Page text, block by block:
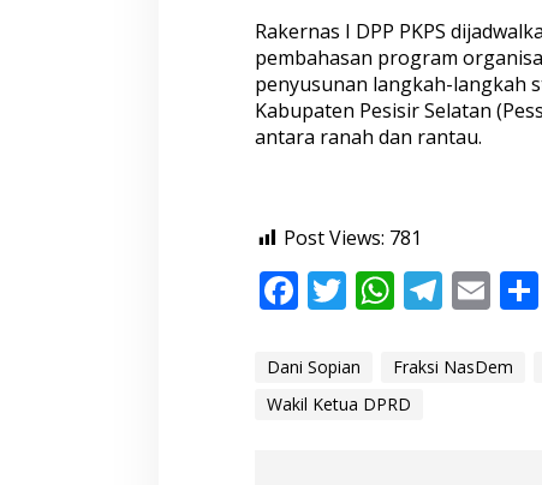
Rakernas I DPP PKPS
pembahasan program
penyusunan langkah-langkah
Kabupaten Pesisir Selatan
antara ranah dan rantau.
Post Views: 781
F
e
b
T
itt
er
W
at
s
T
e
E
ai
S
Dani Sopian Fraksi NasDem
Wakil Ketua DPRD